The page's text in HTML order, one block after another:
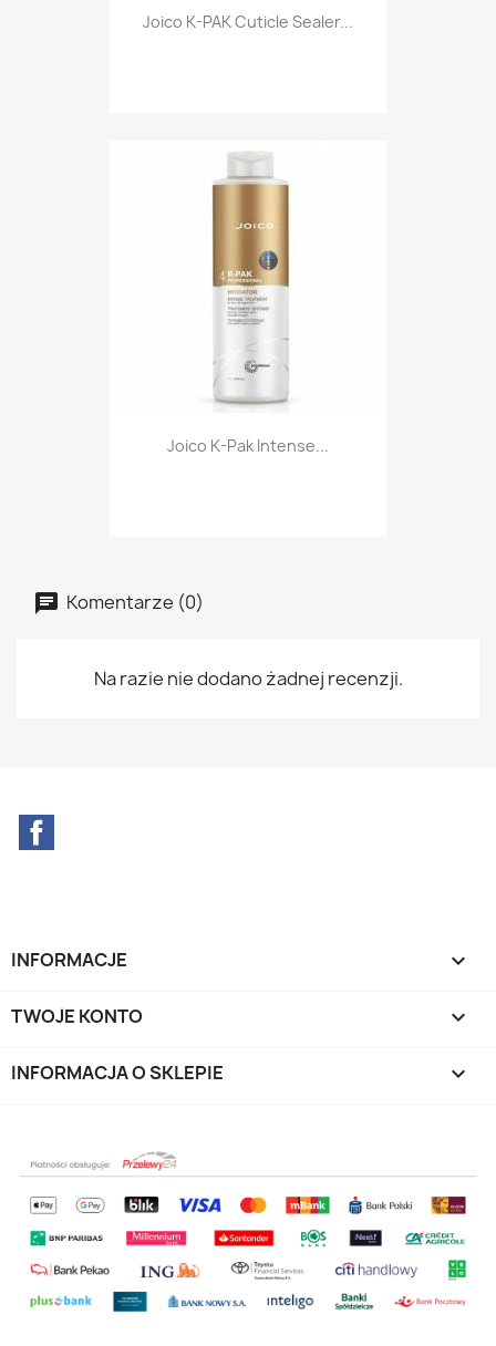
Joico K-PAK Cuticle Sealer...
Joico K-Pak Intense...
Komentarze (0)
Na razie nie dodano żadnej recenzji.
INFORMACJE 
TWOJE KONTO 
INFORMACJA O SKLEPIE keyboard_arrow_down